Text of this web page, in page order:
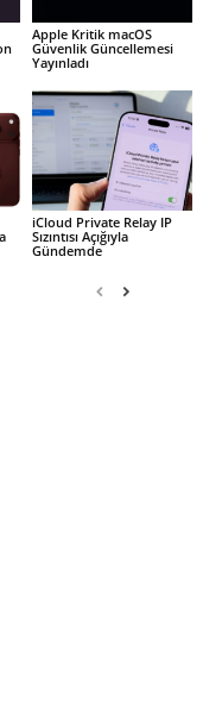
Apple Kritik macOS
Güvenlik Güncellemesi
Yayınladı
iCloud Private Relay IP
Sızıntısı Açığıyla
Gündemde